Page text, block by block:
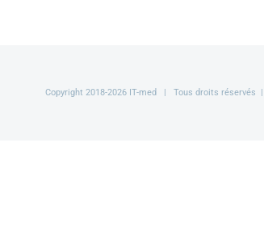
Copyright 2018-2026 IT-med | Tous droits réservés |